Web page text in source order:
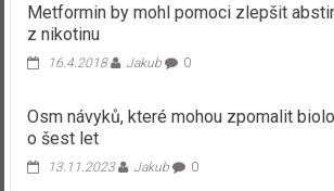
Metformin by mohl pomoci zlepšit
z nikotinu
16.4.2018 Jakub 0
Osm návyků, které mohou zpomalit
o šest let
13.11.2023 Jakub 0